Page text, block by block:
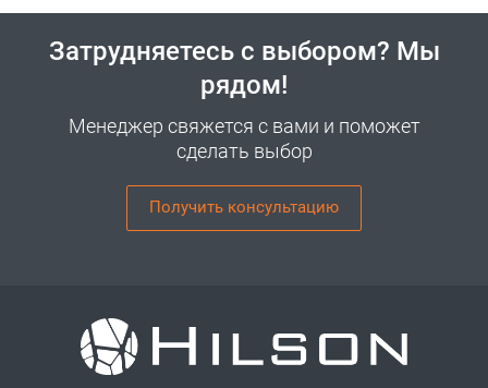
Затрудняетесь с выбором? Мы
рядом!
Менеджер свяжется с вами и поможет
сделать выбор
Получить консультацию